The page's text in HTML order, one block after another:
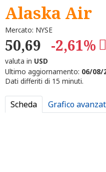
Alaska Air
Mercato: NYSE
50,69 -2,61%
valuta in USD
Ultimo aggiornamento: 06/08/
Dati differiti di 15 minuti.
Scheda Grafico